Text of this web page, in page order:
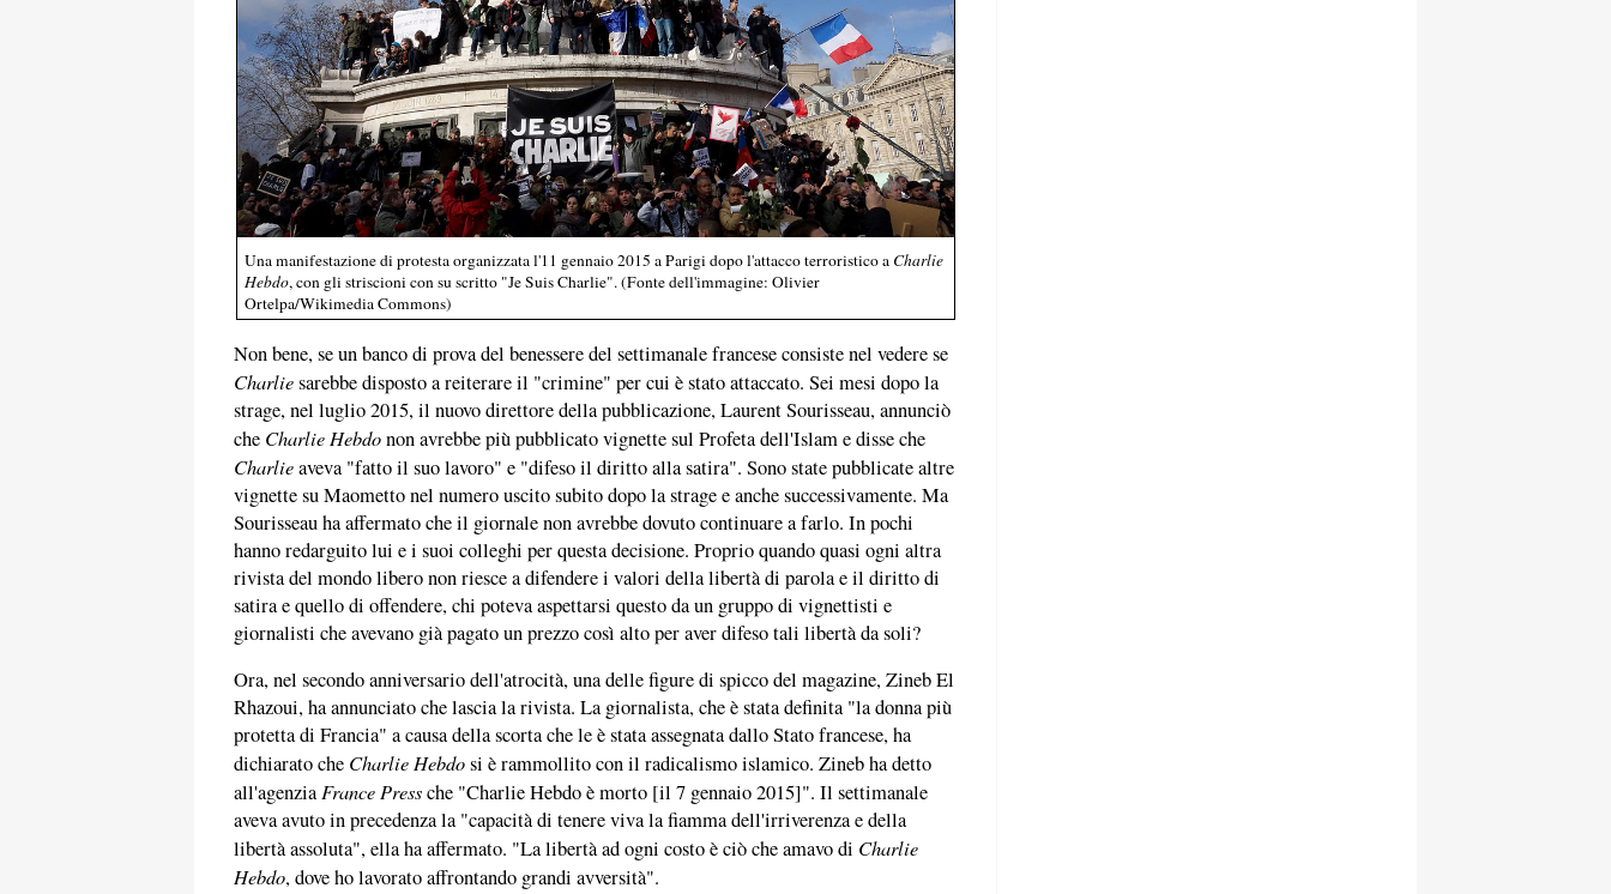
Una manifestazione di protesta organizzata l'11 gennaio 2015 a Parigi dopo l'attacco terroristico a Charlie
Hebdo, con gli striscioni con su scritto "Je Suis Charlie". (Fonte dell'immagine: Olivier
Ortelpa/Wikimedia Commons)
Non bene, se un banco di prova del benessere del settimanale francese consiste nel vedere se
Charliesarebbe disposto a reiterare il "crimine" per cui è stato attaccato. Sei mesi dopo la
strage, nel luglio 2015, il nuovo direttore della pubblicazione, Laurent Sourisseau, annunciò
che Charlie Hebdonon avrebbe più pubblicato vignette sul Profeta dell'Islam e disse che
Charlieaveva "fatto il suo lavoro" e "difeso il diritto alla satira". Sono state pubblicate altre
vignette su Maometto nel numero uscito subito dopo la strage e anche successivamente. Ma
Sourisseau ha affermato che il giornale non avrebbe dovuto continuare a farlo. In pochi
hanno redarguito lui e i suoi colleghi per questa decisione. Proprio quando quasi ogni altra
rivista del mondo libero non riesce a difendere i valori della libertà di parola e il diritto di
satira e quello di offendere, chi poteva aspettarsi questo da un gruppo di vignettisti e
giornalisti che avevano già pagato un prezzo così alto per aver difeso tali libertà da soli?
Ora, nel secondo anniversario dell'atrocità, una delle figure di spicco del magazine, Zineb El
Rhazoui, ha annunciato che lascia la rivista. La giornalista, che è stata definita "la donna più
protetta di Francia" a causa della scorta che le è stata assegnata dallo Stato francese, ha
dichiarato che Charlie Hebdosi è rammollito con il radicalismo islamico. Zineb ha detto
all'agenzia France Pressche "Charlie Hebdo è morto [il 7 gennaio 2015]". Il settimanale
aveva avuto in precedenza la "capacità di tenere viva la fiamma dell'irriverenza e della
libertà assoluta", ella ha affermato. "La libertà ad ogni costo è ciò che amavo di Charlie
Hebdo, dove ho lavorato affrontando grandi avversità".